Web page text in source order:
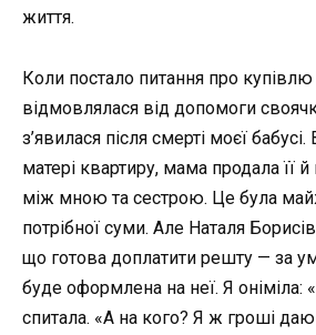
життя.
Коли постало питання про
відмовлялася від допомоги
з’явилася після смерті моєї
матері квартиру, мама продала її
між мною та сестрою. Це була
потрібної суми. Але Наталя
що готова доплатити решту — за
буде оформлена на неї. Я оніміла:
спитала. «А на кого? Я ж гроші